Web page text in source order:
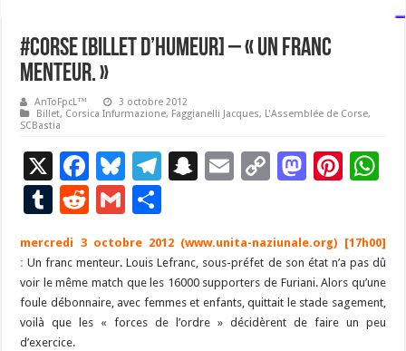
#Corse [Billet d’Humeur] – « Un franc
menteur. »
AnToFpcL™
3 octobre 2012
Billet, Corsica Infurmazione, Faggianelli Jacques, L'Assemblée de Corse,
SCBastia
X
F
ac
e
b
o
o
Bl
u
es
ky
T
gr
a
m
S
p
c
h
E
l
C
y
Li
n
M
d
o
n
Pi
es
t
p
p
T
u
m
bl
r
R
d
di
t
G
ai
l
ta
g
er
mercredi 3 octobre 2012 (www.unita-naziunale.org) [17h00]
: Un franc menteur. Louis Lefranc, sous-préfet de son état n’a pas dû
voir le même match que les 16000 supporters de Furiani. Alors qu’une
foule débonnaire, avec femmes et enfants, quittait le stade sagement,
voilà que les « forces de l’ordre » décidèrent de faire un peu
d’exercice.